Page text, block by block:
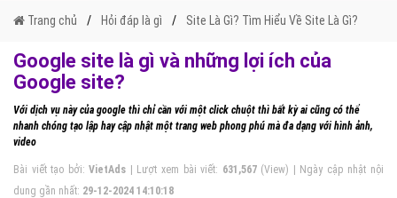
Trang chủ Hỏi đáp là gì Site Là Gì? Tìm Hiểu Về Site Là Gì?
Google site là gì và những lợi ích của
Google site?
Với dịch vụ này của google thì chỉ cần với một click chuột thì bất kỳ ai cũng có thể
nhanh chóng tạo lập hay cập nhật một trang web phong phú mà đa dạng với hình ảnh,
video
Bài viết tạo bởi:VietAds | Lượt xem bài viết: 631,567(View) | Ngày cập nhật nội
dung gần nhất: 29-12-2024 14:10:18